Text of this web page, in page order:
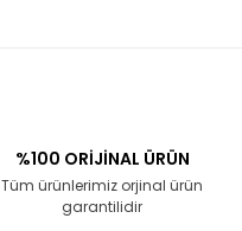
%100 ORİJİNAL ÜRÜN
Tüm ürünlerimiz orjinal ürün
garantilidir